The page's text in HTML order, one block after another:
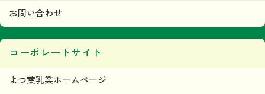
お問い合わせ
コーポレートサイト
よつ葉乳業ホームページ